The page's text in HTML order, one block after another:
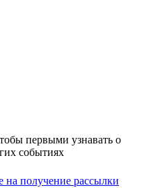
первыми узнавать о
событиях
на получение рассылки